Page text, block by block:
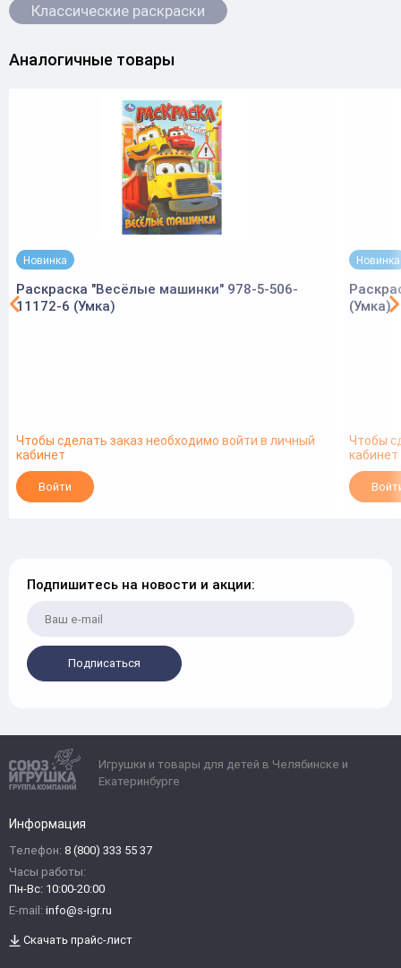
Классические раскраски
Аналогичные товары
Новинка
Раскраска "Весёлые машинки" 978-5-506-
11172-6 (Умка)
Чтобы сделать заказ необходимо войти в личный
кабинет
Войти
Новинка
(Умка)
Чтобы
кабинет
Подпишитесь на новости и акции:
Подписаться
Игрушки и товары для детей в Челябинске и
Екатеринбурге
Информация
Телефон: 8 (800) 333 55 37
Часы работы:
Пн-Вс: 10:00-20:00
E-mail: info@s-igr.ru
Скачать прайс-лист